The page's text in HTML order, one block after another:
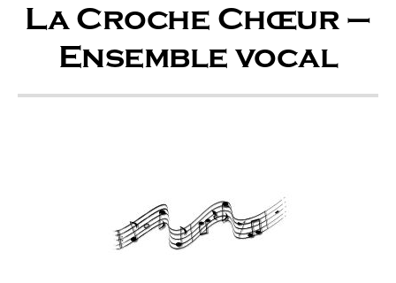
La Croche Chœur –
Ensemble vocal